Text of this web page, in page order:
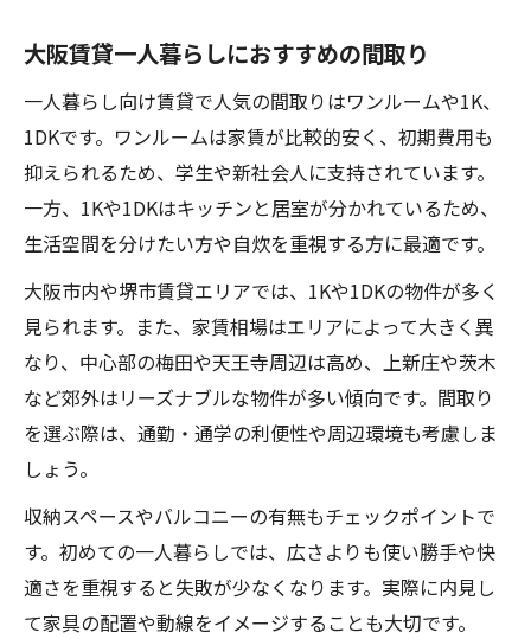
大阪賃貸一人暮らしにおすすめの間取り
一人暮らし向け賃貸で人気の間取りはワンルームや1K、
1DKです。ワンルームは家賃が比較的安く、初期費用も
抑えられるため、学生や新社会人に支持されています。
一方、1Kや1DKはキッチンと居室が分かれているため、
生活空間を分けたい方や自炊を重視する方に最適です。
大阪市内や堺市賃貸エリアでは、1Kや1DKの物件が多く
見られます。また、家賃相場はエリアによって大きく異
なり、中心部の梅田や天王寺周辺は高め、上新庄や茨木
など郊外はリーズナブルな物件が多い傾向です。間取り
を選ぶ際は、通勤・通学の利便性や周辺環境も考慮しま
しょう。
収納スペースやバルコニーの有無もチェックポイントで
す。初めての一人暮らしでは、広さよりも使い勝手や快
適さを重視すると失敗が少なくなります。実際に内見し
て家具の配置や動線をイメージすることも大切です。